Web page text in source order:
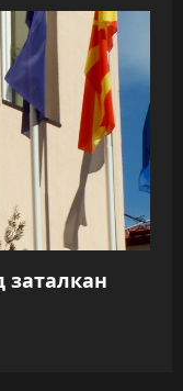
заталкан